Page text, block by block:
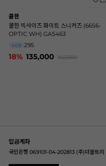
콜한
콜한 빅사이즈 화이트 스니커즈 (6656-
OPTIC WH) GA5463
SIZE 295
18% 135,000 165,000
입금계좌
국민은행 069101-04-202813 (주)더블트리